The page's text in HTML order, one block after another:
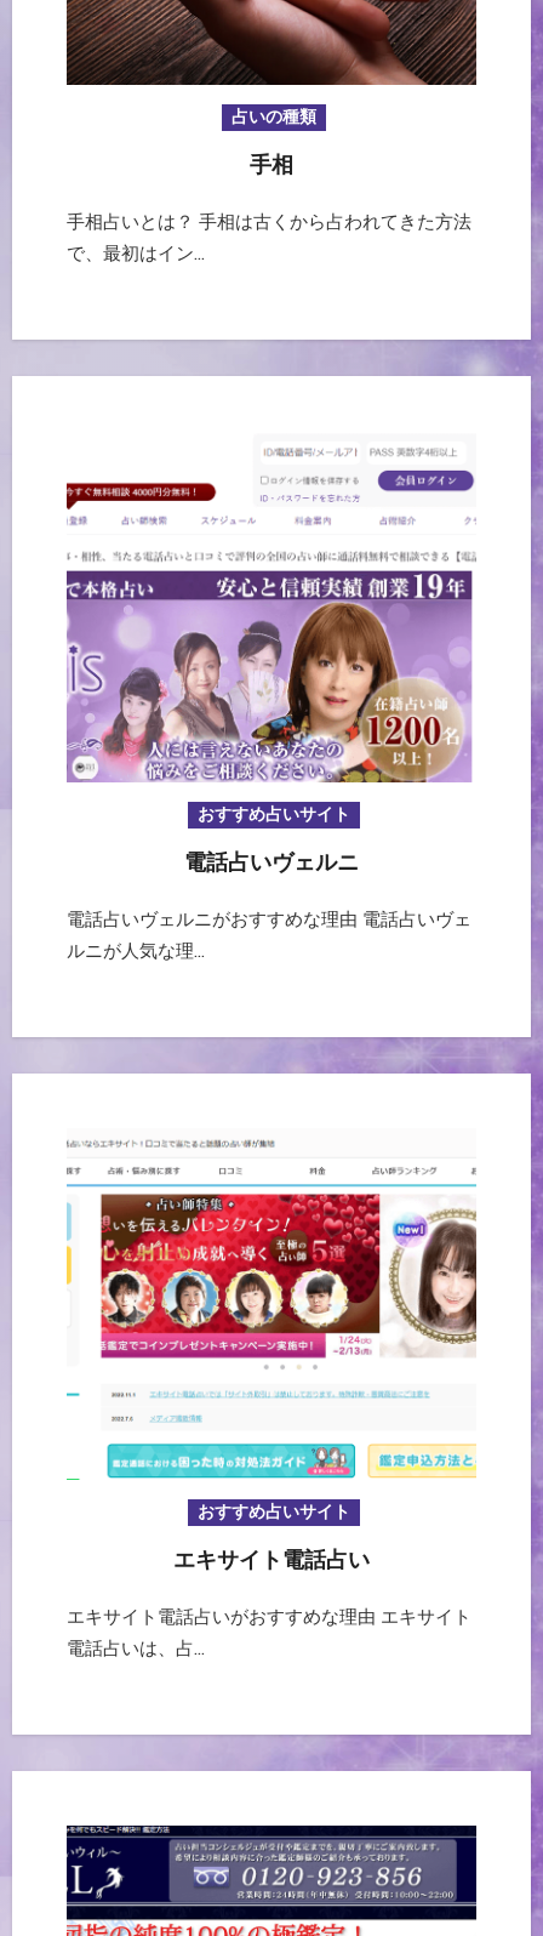
占いの種類
手相
手相占いとは？ 手相は古くから占われてきた方法
で、最初はイン…
おすすめ占いサイト
電話占いヴェルニ
電話占いヴェルニがおすすめな理由 電話占いヴェ
ルニが人気な理…
おすすめ占いサイト
エキサイト電話占い
エキサイト電話占いがおすすめな理由 エキサイト
電話占いは、占…